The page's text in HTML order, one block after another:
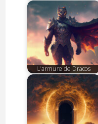
L'armure de Dracos